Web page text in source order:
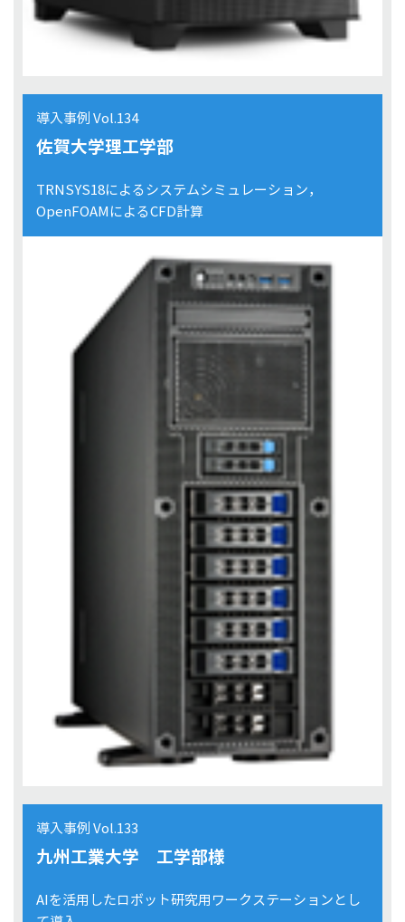
導入事例 Vol.134
佐賀大学理工学部
TRNSYS18によるシステムシミュレーション，
OpenFOAMによるCFD計算
導入事例 Vol.133
九州工業大学 工学部様
AIを活用したロボット研究用ワークステーションとし